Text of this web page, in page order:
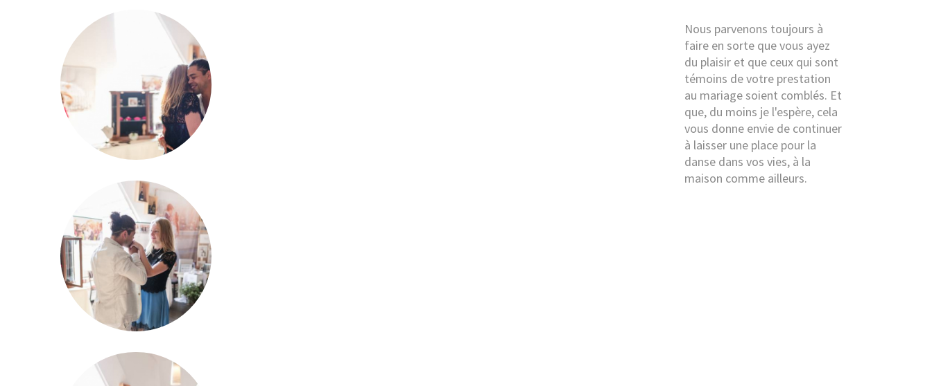
Nous parvenons toujours à
faire en sorte que vous ayez
du plaisir et que ceux qui sont
témoins de votre prestation
au mariage soient comblés. Et
que, du moins je l'espère, cela
vous donne envie de continuer
à laisser une place pour la
danse dans vos vies, à la
maison comme ailleurs.